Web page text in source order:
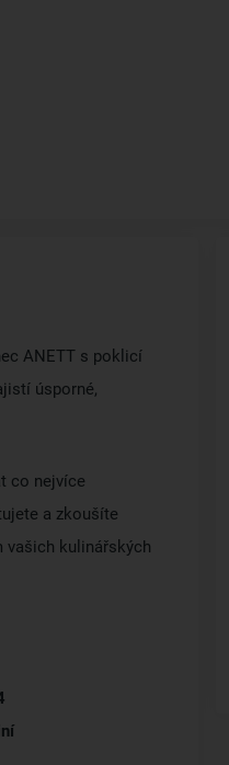
ANETT s poklicí
úsporné,
co nejvíce
a zkoušíte
vašich kulinářských